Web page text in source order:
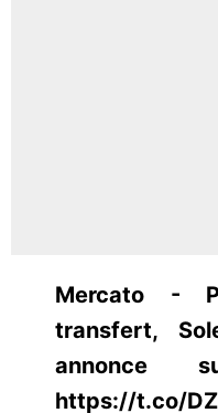
Mercato -
transfert,
annonce
https://t.co/